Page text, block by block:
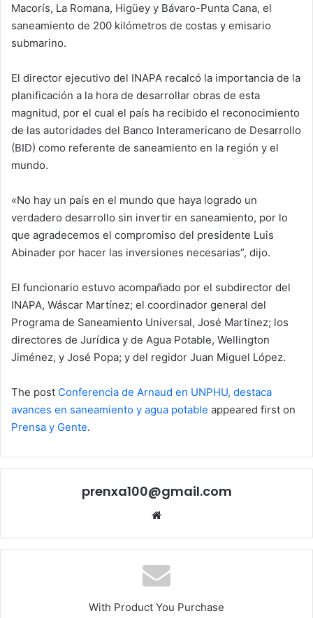
Macorís, La Romana, Higüey y Bávaro-Punta Cana, el
saneamiento de 200 kilómetros de costas y emisario
submarino.
El director ejecutivo del INAPA recalcó la importancia de la
planificación a la hora de desarrollar obras de esta
magnitud, por el cual el país ha recibido el reconocimiento
de las autoridades del Banco Interamericano de Desarrollo
(BID) como referente de saneamiento en la región y el
mundo.
«No hay un país en el mundo que haya logrado un
verdadero desarrollo sin invertir en saneamiento, por lo
que agradecemos el compromiso del presidente Luis
Abinader por hacer las inversiones necesarias”, dijo.
El funcionario estuvo acompañado por el subdirector del
INAPA, Wáscar Martínez; el coordinador general del
Programa de Saneamiento Universal, José Martínez; los
directores de Jurídica y de Agua Potable, Wellington
Jiménez, y José Popa; y del regidor Juan Miguel López.
The post Conferencia de Arnaud en UNPHU, destaca
avances en saneamiento y agua potable appeared first on
Prensa y Gente.
prenxa100@gmail.com
With Product You Purchase